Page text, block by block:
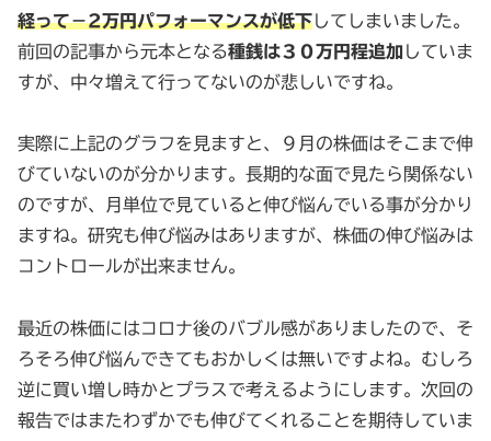
経って－2万円パフォーマンスが低下してしまいました。
前回の記事から元本となる種銭は３０万円程追加 していま
すが、中々増えて行ってないのが悲しいですね。
実際に上記のグラフを見ますと、９月の株価はそこまで伸
びていないのが分かります。長期的な面で見たら関係ない
のですが、月単位で見ていると伸び悩んでいる事が分かり
ますね。研究も伸び悩みはありますが、株価の伸び悩みは
コントロールが出来ません。
最近の株価にはコロナ後のバブル感がありましたので、そ
ろそろ伸び悩んできてもおかしくは無いですよね。むしろ
逆に買い増し時かとプラスで考えるようにします。次回の
報告ではまたわずかでも伸びてくれることを期待していま